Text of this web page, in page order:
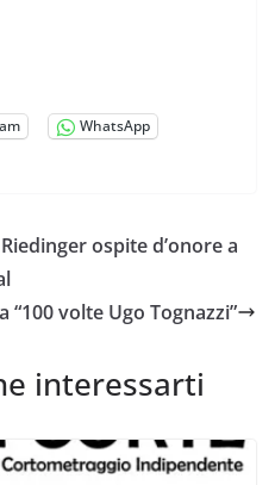
WhatsApp
ospite d’onore a
volte Ugo Tognazzi”
interessarti